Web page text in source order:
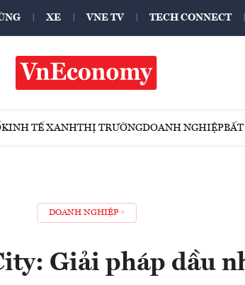
XE VNE TV TECH CONNECT
KINH TẾ XANHTHỊ TRƯỜNGDOANH NGHIỆPBẤT
DOANH NGHIỆP
Giải pháp dầu